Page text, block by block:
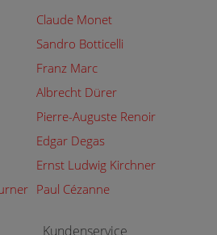
Claude Monet
Sandro Botticelli
Franz Marc
Albrecht Dürer
Pierre-Auguste Renoir
Edgar Degas
Ernst Ludwig Kirchner
Paul Cézanne
Kundenservice